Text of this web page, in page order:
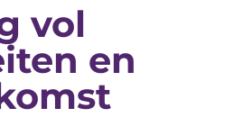
vol
en